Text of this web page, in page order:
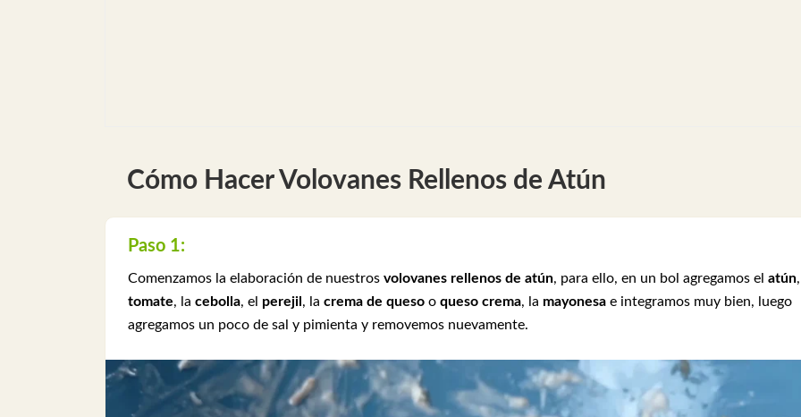
Cómo Hacer Volovanes Rellenos de Atún
Paso 1:
Comenzamos la elaboración de nuestros volovanes rellenos de atún, para ello, en un bol agregamos el atún
tomate, la cebolla, el perejil , la crema de queso o queso crema, la mayonesa e integramos muy bien, luego
agregamos un poco de sal y pimienta y removemos nuevamente.